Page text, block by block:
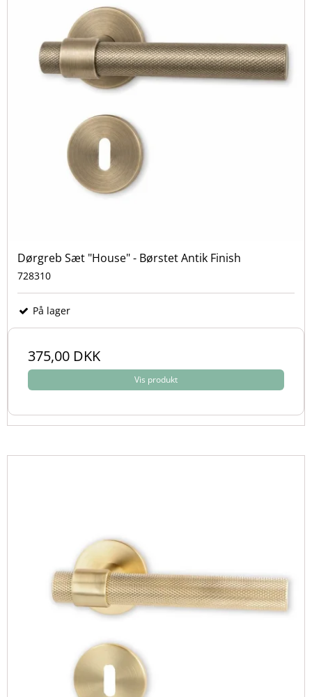
Dørgreb Sæt "House" - Børstet Antik Finish
728310
På lager
375,00 DKK
Vis produkt